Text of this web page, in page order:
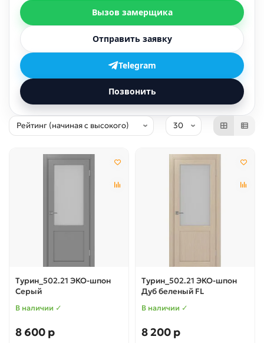
Вызов замерщика
Отправить заявку
Telegram
Позвонить
Турин_502.21 ЭКО-шпон
Серый
В наличии ✓
8 600 р
Турин_502.21 ЭКО-шпон
Дуб беленый FL
В наличии ✓
8 200 р